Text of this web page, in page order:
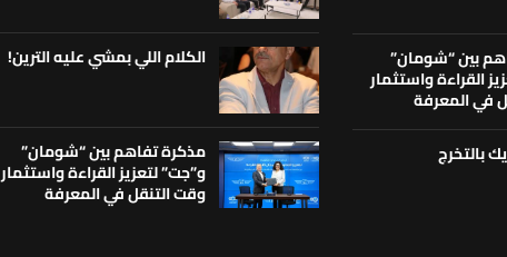
بين “شومان”
القراءة واستثمار
في المعرفة
بالتخرج
الكلام اللي بمشي عليه الترين!
مذكرة تفاهم بين “شومان”
و”جت” لتعزيز القراءة واستثمار
وقت التنقل في المعرفة